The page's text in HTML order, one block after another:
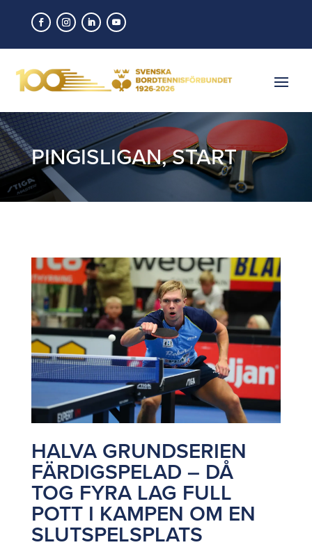
PINGISLIGAN,START
HALVA GRUNDSERIEN
FÄRDIGSPELAD – DÅ
TOG FYRA LAG FULL
POTT I KAMPEN OM EN
SLUTSPELSPLATS